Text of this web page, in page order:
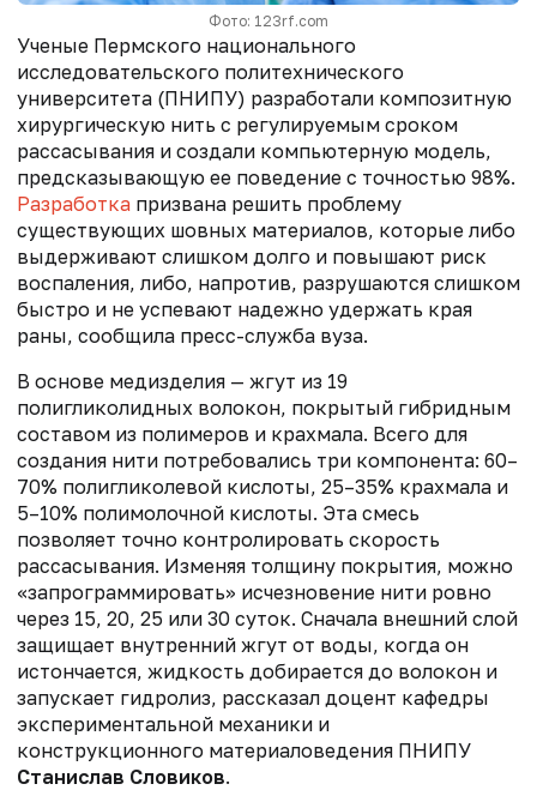
Фото: 123rf.com
Ученые Пермского национального
исследовательского политехнического
университета (ПНИПУ) разработали композитную
хирургическую нить с регулируемым сроком
рассасывания и создали компьютерную модель,
предсказывающую ее поведение с точностью 98%.
Разработка призвана решить проблему
существующих шовных материалов, которые либо
выдерживают слишком долго и повышают риск
воспаления, либо, напротив, разрушаются слишком
быстро и не успевают надежно удержать края
раны, сообщила пресс-служба вуза.
В основе медизделия — жгут из 19
полигликолидных волокон, покрытый гибридным
составом из полимеров и крахмала. Всего для
создания нити потребовались три компонента: 60–
70% полигликолевой кислоты, 25–35% крахмала и
5–10% полимолочной кислоты. Эта смесь
позволяет точно контролировать скорость
рассасывания. Изменяя толщину покрытия, можно
«запрограммировать» исчезновение нити ровно
через 15, 20, 25 или 30 суток. Сначала внешний слой
защищает внутренний жгут от воды, когда он
истончается, жидкость добирается до волокон и
запускает гидролиз, рассказал доцент кафедры
экспериментальной механики и
конструкционного материаловедения ПНИПУ
Станислав Словиков.